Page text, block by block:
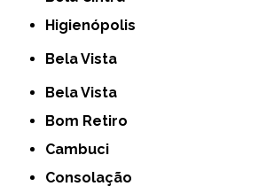
Higienópolis
Bela Vista
Bela Vista
Bom Retiro
Cambuci
Consolação